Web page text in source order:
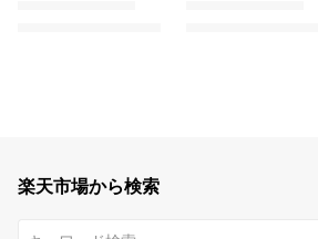
楽天市場から検索